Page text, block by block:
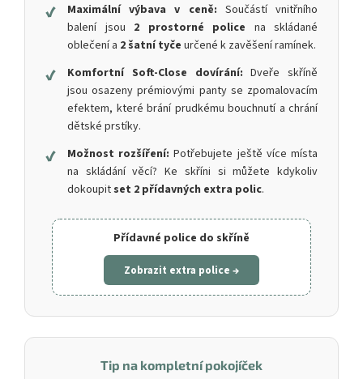
✔ Maximální výbava v ceně: Součástí vnitřního
balení jsou 2 prostorné police na skládané
oblečení a 2 šatní tyče určené k zavěšení ramínek.
✔ Komfortní Soft-Close dovírání: Dveře skříně
jsou osazeny prémiovými panty se zpomalovacím
efektem, které brání prudkému bouchnutí a chrání
dětské prstíky.
✔ Možnost rozšíření: Potřebujete ještě více místa
na skládání věcí? Ke skříni si můžete kdykoliv
dokoupitset 2 přídavných extra polic.
Přídavné police do skříně
Zobrazit extra police →
Tip na kompletní pokojíček